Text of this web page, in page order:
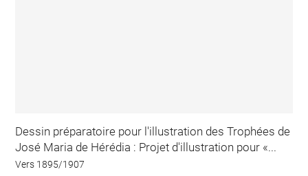
Dessin préparatoire pour l'illustration des Trophées de
José Maria de Hérédia : Projet d'illustration pour «...
Vers 1895/1907